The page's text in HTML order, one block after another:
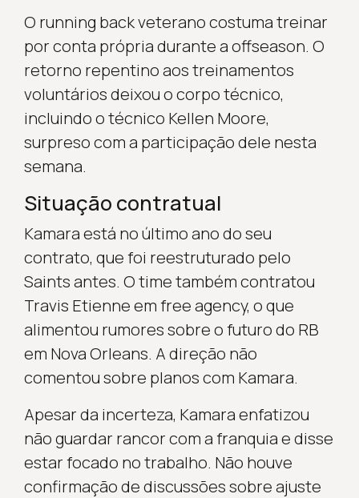
O running back veterano costuma treinar
por conta própria durante a offseason. O
retorno repentino aos treinamentos
voluntários deixou o corpo técnico,
incluindo o técnico Kellen Moore,
surpreso com a participação dele nesta
semana.
Situação contratual
Kamara está no último ano do seu
contrato, que foi reestruturado pelo
Saints antes. O time também contratou
Travis Etienne em free agency, o que
alimentou rumores sobre o futuro do RB
em Nova Orleans. A direção não
comentou sobre planos com Kamara.
Apesar da incerteza, Kamara enfatizou
não guardar rancor com a franquia e disse
estar focado no trabalho. Não houve
confirmação de discussões sobre ajuste